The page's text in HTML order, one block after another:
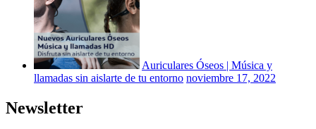
Auriculares Óseos | Música y
llamadas sin aislarte de tu entorno noviembre 17, 2022
Newsletter